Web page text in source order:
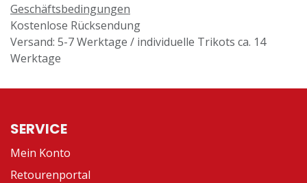
Geschäftsbedingungen
Kostenlose Rücksendung
Versand: 5-7 Werktage / individuelle Trikots ca. 14
Werktage
SERVICE
Mein Konto
Retourenportal